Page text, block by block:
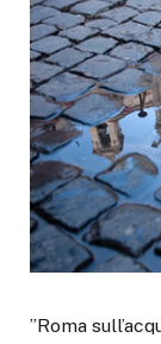
”Roma